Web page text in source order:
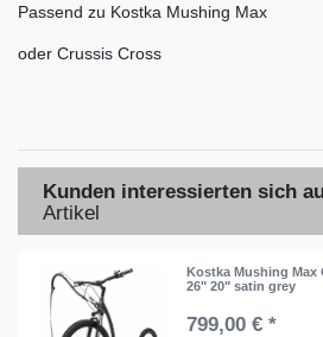
Passend zu Kostka Mushing Max
oder Crussis Cross
Kunden interessierten sich
Artikel
Kostka Mushing Max
26" 20" satin grey
799,00 € *